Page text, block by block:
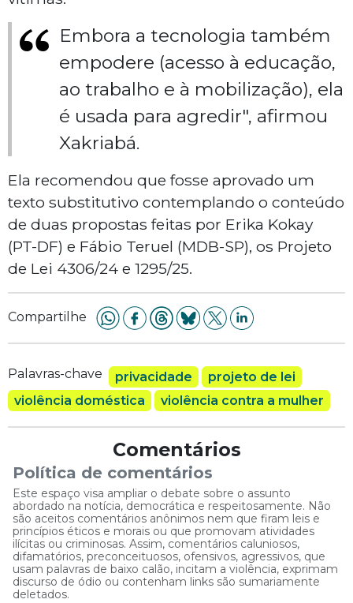
Embora a tecnologia também
empodere (acesso à educação,
ao trabalho e à mobilização), ela
é usada para agredir", afirmou
Xakriabá.
Ela recomendou que fosse aprovado um
texto substitutivo contemplando o conteúdo
de duas propostas feitas por Erika Kokay
(PT-DF) e Fábio Teruel (MDB-SP), os Projeto
de Lei 4306/24 e 1295/25.
Compartilhe
Palavras-chave privacidade
projeto de lei
violência doméstica
violência contra a mulher
Comentários
Política de comentários
Este espaço visa ampliar o debate sobre o assunto
abordado na notícia, democrática e respeitosamente. Não
são aceitos comentários anônimos nem que firam leis e
princípios éticos e morais ou que promovam atividades
ilícitas ou criminosas. Assim, comentários caluniosos,
difamatórios, preconceituosos, ofensivos, agressivos, que
usam palavras de baixo calão, incitam a violência, exprimam
discurso de ódio ou contenham links são sumariamente
deletados.